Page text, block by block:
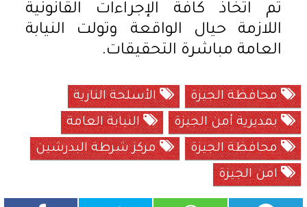
تم اتخاذ كافة الإجراءات القانونية
اللازمة حيال الواقعة وتولت النيابة
العامة مباشرة التحقيقات.
محافظة الجيزة
الأسلحة النارية
بمديرية أمن الجيزة
النيابة العامة
محافظة الجيزة
مركز شرطة البدرشين
امن الجيزة